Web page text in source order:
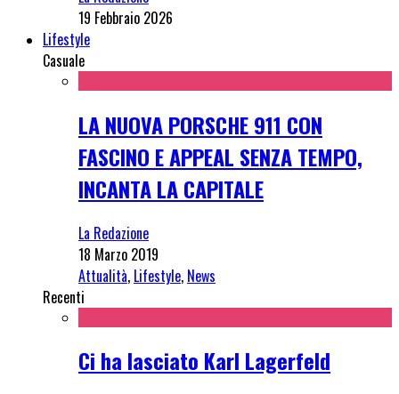
19 Febbraio 2026
Lifestyle
Casuale
LA NUOVA PORSCHE 911 CON
FASCINO E APPEAL SENZA TEMPO,
INCANTA LA CAPITALE
La Redazione
18 Marzo 2019
Attualità, Lifestyle, News
Recenti
Ci ha lasciato Karl Lagerfeld